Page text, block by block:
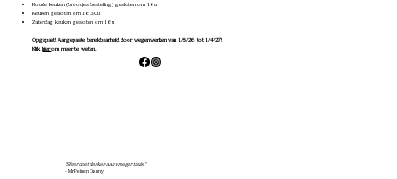
Koude keuken (broodjes bestelling) gesloten om 16u
Keuken gesloten om 16:30u
Zaterdag keuken gesloten om 16u
Opgepast! Aangepaste bereikbaarheid door wegenwerken van 1/8/26 tot 1/4/27!
Klikhierom meer te weten.
"Sfeer doet denken aan vroeger thuis."
– Mr Peinen Danny